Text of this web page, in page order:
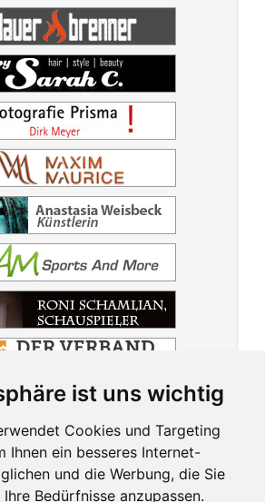
ist uns wichtig
Cookies und Targeting
Ihnen ein besseres Internet-
und die Werbung, die Sie
Bedürfnisse anzupassen.